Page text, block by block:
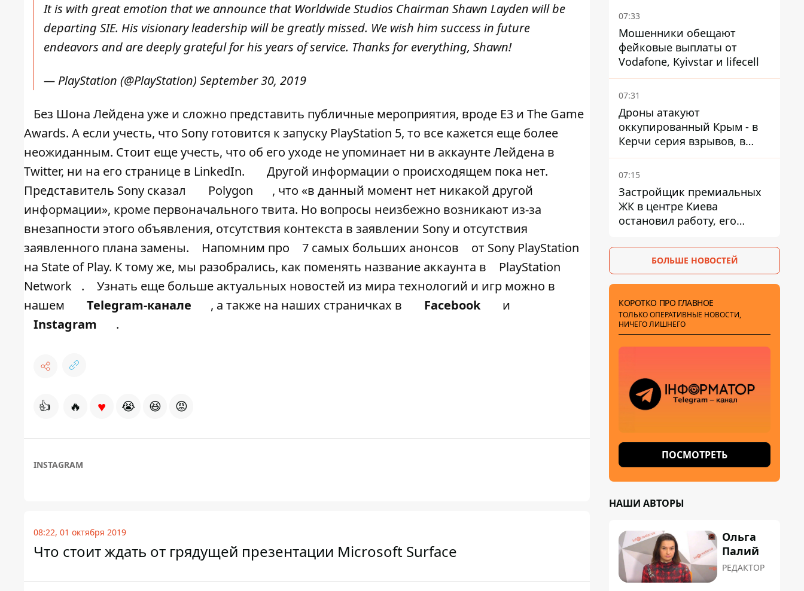
It is with great emotion that we announce that Worldwide Studios Chairman Shawn Layden will be
departing SIE. His visionary leadership will be greatly missed. We wish him success in future
endeavors and are deeply grateful for his years of service. Thanks for everything, Shawn!
— PlayStation (@PlayStation) September 30, 2019
Без Шона Лейдена уже и сложно представить публичные мероприятия, вроде E3 и The Game
Awards. А если учесть, что Sony готовится к запуску PlayStation 5, то все кажется еще более
неожиданным. Стоит еще учесть, что об его уходе не упоминает ни в аккаунте Лейдена в
Twitter, ни на его странице в LinkedIn.
Другой информации о происходящем пока нет.
Представитель Sony сказал
Polygon
, что «в данный момент нет никакой другой
информации», кроме первоначального твита. Но вопросы неизбежно возникают из-за
внезапности этого объявления, отсутствия контекста в заявлении Sony и отсутствия
заявленного плана замены.
Напомним про 7 самых больших анонсов
от Sony PlayStation
на State of Play. К тому же, мы разобрались, как поменять название аккаунта в
PlayStation
Network
.
Узнать еще больше актуальных новостей из мира технологий и игр можно в
нашем
Telegram-канале , а также на наших страничках в Facebook
и
Instagram
.
👍 🔥 ♥ 😭 😆 😡
INSTAGRAM
08:22, 01 октября 2019
Что стоит ждать от грядущей презентации Microsoft Surface
07:33
Мошенники обещают
фейковые выплаты от
Vodafone, Kyivstar и lifecell
07:31
Дроны атакуют
оккупированный Крым - в
Керчи серия взрывов, в
Феодосии пожар
07:15
Застройщик премиальных
ЖК в центре Киева
остановил работу, его
Украины - Bihus.info
БОЛЬШЕ НОВОСТЕЙ
КОРОТКО ПРО ГЛАВНОЕ
ТОЛЬКО ОПЕРАТИВНЫЕ НОВОСТИ,
НИЧЕГО ЛИШНЕГО
ПОСМОТРЕТЬ
НАШИ АВТОРЫ
Ольга
Палий
РЕДАКТОР